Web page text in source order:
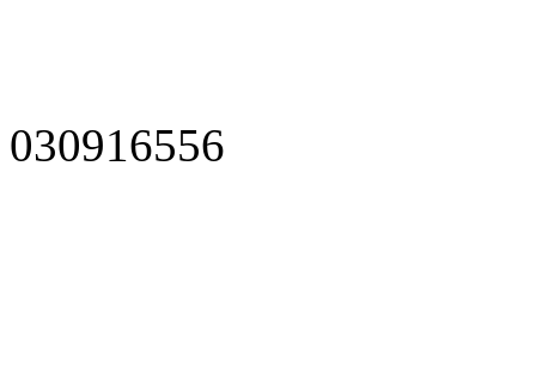
030916556